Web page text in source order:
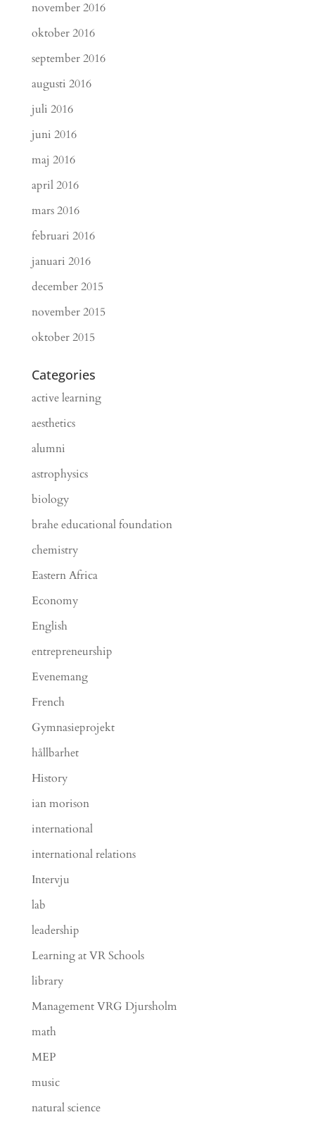
november 2016
oktober 2016
september 2016
augusti 2016
juli 2016
juni 2016
maj 2016
april 2016
mars 2016
februari 2016
januari 2016
december 2015
november 2015
oktober 2015
Categories
active learning
aesthetics
alumni
astrophysics
biology
brahe educational foundation
chemistry
Eastern Africa
Economy
English
entrepreneurship
Evenemang
French
Gymnasieprojekt
hållbarhet
History
ian morison
international
international relations
Intervju
lab
leadership
Learning at VR Schools
library
Management VRG Djursholm
math
MEP
music
natural science